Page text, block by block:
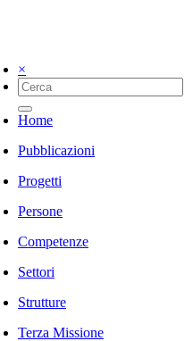
×
Home
Pubblicazioni
Progetti
Persone
Competenze
Settori
Strutture
Terza Missione